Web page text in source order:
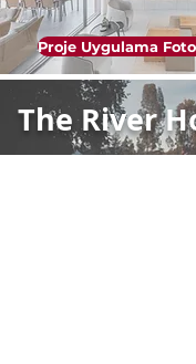
Proje Uygulama
The River